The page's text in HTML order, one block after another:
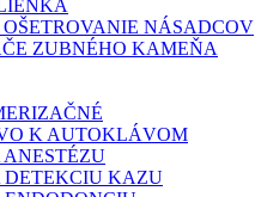
NÁSADCOV
ZUBNÉHO KAMEŇA
K AUTOKLÁVOM
ANESTÉZU
DETEKCIU KAZU